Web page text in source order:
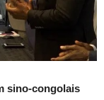
sino-congolais